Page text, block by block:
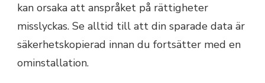
kan orsaka att anspråket på rättigheter
misslyckas. Se alltid till att din sparade data är
säkerhetskopierad innan du fortsätter med en
ominstallation.